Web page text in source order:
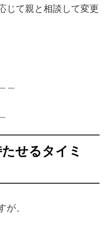
じて親と相談して変更
＿
せるタイミ
が、